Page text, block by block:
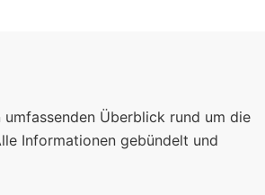
umfassenden Überblick rund um die
Informationen gebündelt und